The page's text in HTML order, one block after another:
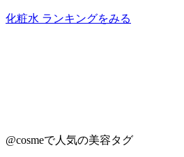
化粧水 ランキングをみる
@cosmeで人気の美容タグ